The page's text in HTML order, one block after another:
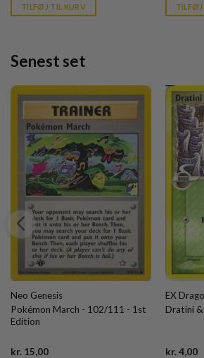
kr. 39,95.
TILFØJ TIL KURV TILFØJ
Senest set
Neo Genesis
Pokémon March - 102/111 - 1st
Edition
kr. 15,00Current
EX
Dratini
kr.4,00